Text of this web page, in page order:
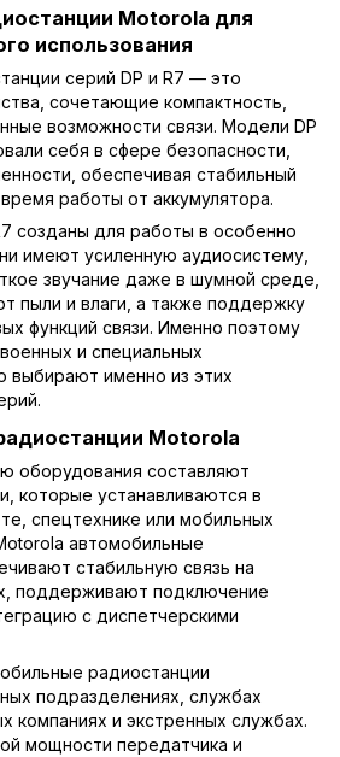
Motorola для
использования
серий DP и R7 — это
сочетающие компактность,
возможности связи. Модели DP
себя в сфере безопасности,
обеспечивая стабильный
работы от аккумулятора.
созданы для работы в особенно
имеют усиленную аудиосистему,
звучание даже в шумной среде,
пыли и влаги, а также поддержку
функций связи. Именно поэтому
и специальных
выбирают именно из этих
Motorola
оборудования составляют
которые устанавливаются в
спецтехнике или мобильных
автомобильные
стабильную связь на
поддерживают подключение
с диспетчерскими
радиостанции
подразделениях, службах
компаниях и экстренных службах.
мощности передатчика и